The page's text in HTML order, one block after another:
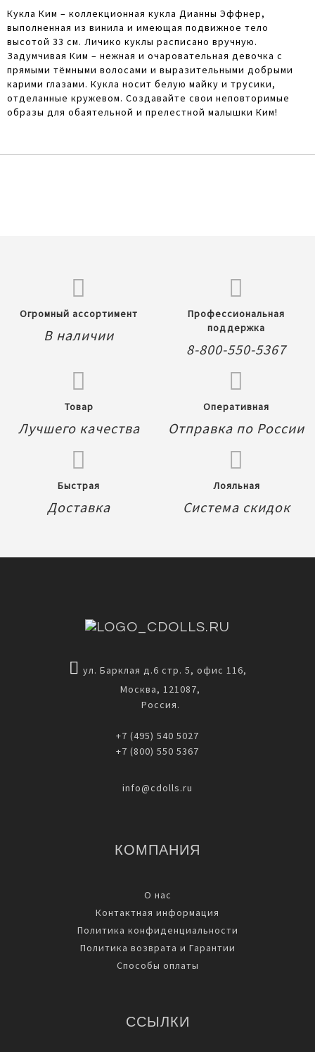
Кукла Ким – коллекционная кукла Дианны Эффнер,
выполненная из винила и имеющая подвижное тело
высотой 33 см. Личико куклы расписано вручную.
Задумчивая Ким – нежная и очаровательная девочка с
прямыми тёмными волосами и выразительными добрыми
карими глазами. Кукла носит белую майку и трусики,
отделанные кружевом. Создавайте свои неповторимые
образы для обаятельной и прелестной малышки Ким!
Огромный ассортимент
В наличии
Профессиональная
поддержка
8-800-550-5367
Товар
Лучшего качества
Оперативная
Отправка по России
Быстрая
Доставка
Лояльная
Система скидок
ул. Барклая д.6 стр. 5, офис 116,
Москва, 121087,
Россия.
+7 (495) 540 5027
+7 (800) 550 5367
info@cdolls.ru
КОМПАНИЯ
О нас
Контактная информация
Политика конфиденциальности
Политика возврата и Гарантии
Способы оплаты
ССЫЛКИ